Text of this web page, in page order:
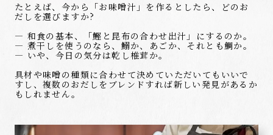
たとえば、今から「お味噌汁」を作るとしたら、どのお
だしを選びますか?
― 和食の基本、「鰹と昆布の合わせ出汁」にするのか。
― 煮干しを使うのなら、鰯か、あごか、それとも鯛か。
― いや、今日の気分は乾し椎茸か。
具材や味噌の種類に合わせて決めていただいてもいいで
すし、複数のおだしをブレンドすれば新しい発見があるか
もしれません。